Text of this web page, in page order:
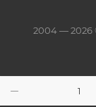
2004 — 2026